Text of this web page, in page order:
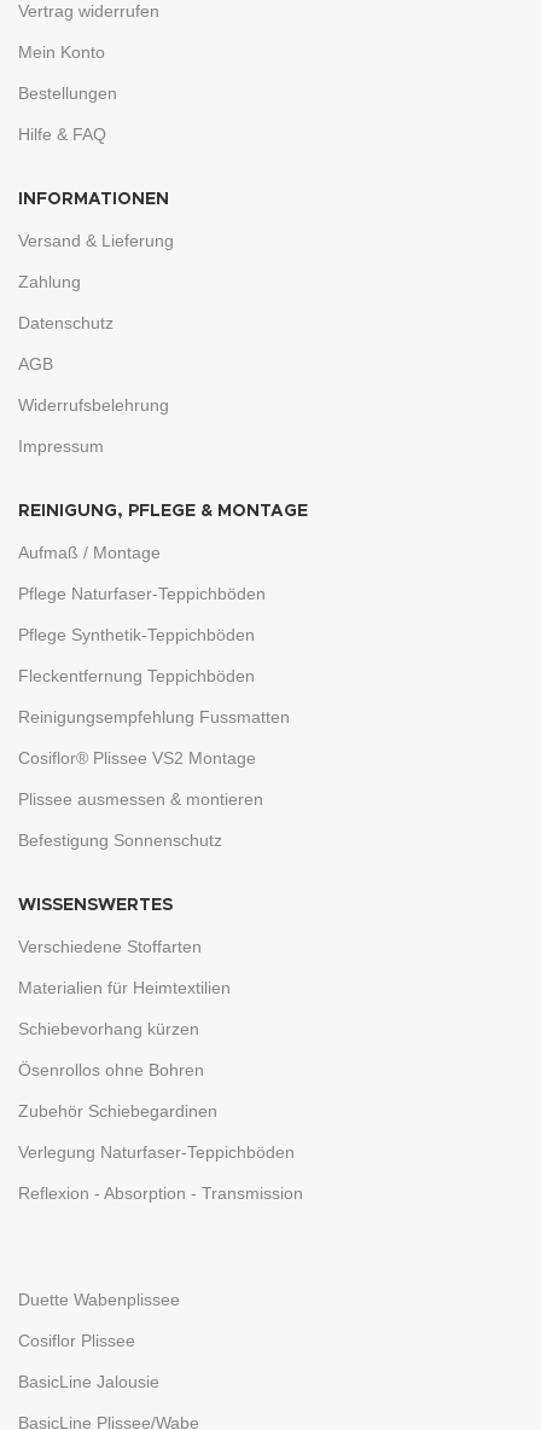
Vertrag widerrufen
Mein Konto
Bestellungen
Hilfe & FAQ
INFORMATIONEN
Versand & Lieferung
Zahlung
Datenschutz
AGB
Widerrufsbelehrung
Impressum
REINIGUNG, PFLEGE & MONTAGE
Aufmaß / Montage
Pflege Naturfaser-Teppichböden
Pflege Synthetik-Teppichböden
Fleckentfernung Teppichböden
Reinigungsempfehlung Fussmatten
Cosiflor® Plissee VS2 Montage
Plissee ausmessen & montieren
Befestigung Sonnenschutz
WISSENSWERTES
Verschiedene Stoffarten
Materialien für Heimtextilien
Schiebevorhang kürzen
Ösenrollos ohne Bohren
Zubehör Schiebegardinen
Verlegung Naturfaser-Teppichböden
Reflexion - Absorption - Transmission
Duette Wabenplissee
Cosiflor Plissee
BasicLine Jalousie
BasicLine Plissee/Wabe